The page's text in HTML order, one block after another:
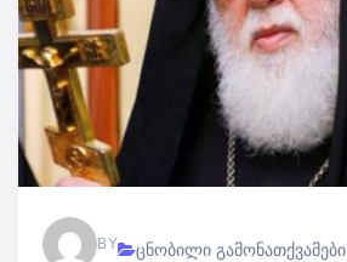
BY ცნობილი გამონათქვამები